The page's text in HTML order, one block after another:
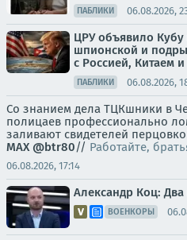
ПАБЛИКИ 06.08.2026,
ЦРУ объявило
шпионской и
с Россией, Китаем
ПАБЛИКИ 06.08.2026,
Со знанием дела ТЦКшники в
полицаев профессионально
заливают свидетелей
MAX @btr80// Работайте,
06.08.2026, 17:14
Александр Коц:
ВОЕНКОРЫ